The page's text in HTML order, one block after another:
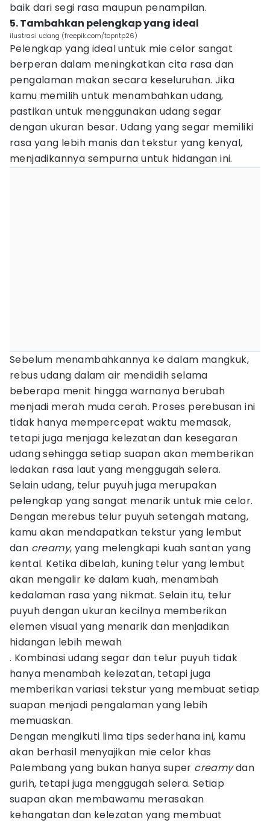
baik dari segi rasa maupun penampilan.
5. Tambahkan pelengkap yang ideal
ilustrasi udang (freepik.com/topntp26)
Pelengkap yang ideal untuk mie celor sangat
berperan dalam meningkatkan cita rasa dan
pengalaman makan secara keseluruhan. Jika
kamu memilih untuk menambahkan udang,
pastikan untuk menggunakan udang segar
dengan ukuran besar. Udang yang segar memiliki
rasa yang lebih manis dan tekstur yang kenyal,
menjadikannya sempurna untuk hidangan ini.
Sebelum menambahkannya ke dalam mangkuk,
rebus udang dalam air mendidih selama
beberapa menit hingga warnanya berubah
menjadi merah muda cerah. Proses perebusan ini
tidak hanya mempercepat waktu memasak,
tetapi juga menjaga kelezatan dan kesegaran
udang sehingga setiap suapan akan memberikan
ledakan rasa laut yang menggugah selera.
Selain udang, telur puyuh juga merupakan
pelengkap yang sangat menarik untuk mie celor.
Dengan merebus telur puyuh setengah matang,
kamu akan mendapatkan tekstur yang lembut
dan creamy, yang melengkapi kuah santan yang
kental. Ketika dibelah, kuning telur yang lembut
akan mengalir ke dalam kuah, menambah
kedalaman rasa yang nikmat. Selain itu, telur
puyuh dengan ukuran kecilnya memberikan
elemen visual yang menarik dan menjadikan
hidangan lebih mewah
. Kombinasi udang segar dan telur puyuh tidak
hanya menambah kelezatan, tetapi juga
memberikan variasi tekstur yang membuat setiap
suapan menjadi pengalaman yang lebih
memuaskan.
Dengan mengikuti lima tips sederhana ini, kamu
akan berhasil menyajikan mie celor khas
Palembang yang bukan hanya super creamydan
gurih, tetapi juga menggugah selera. Setiap
suapan akan membawamu merasakan
kehangatan dan kelezatan yang membuat